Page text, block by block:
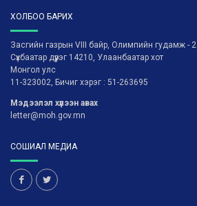
ХОЛБОО БАРИХ
Засгийн газрын VIII байр, Олимпийн гудамж - 2
Сүхбаатар дүүрэг 14210, Улаанбаатар хот
Монгол улс
11-323002, Бичиг хэрэг : 51-263695
Мэдээлэл хүлээн авах
letter@moh.gov.mn
СОШИАЛ МЕДИА